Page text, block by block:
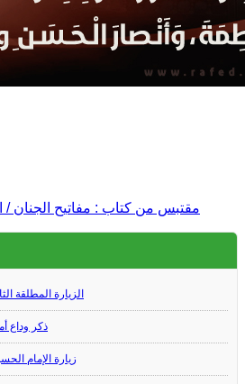
مقتبس من كتاب : مفاتيح الجنان / الصفحة
الزيارة المطلقة
ذكر وداع
زيارة الإمام